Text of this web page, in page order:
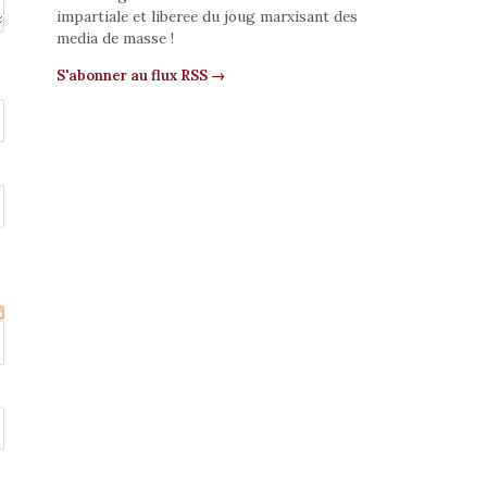
impartiale et liberee du joug marxisant des
media de masse !
S'abonner au flux RSS →